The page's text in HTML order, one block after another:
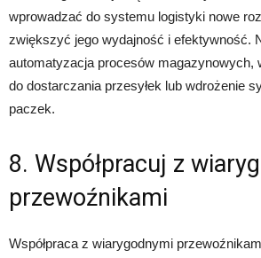
wprowadzać do systemu logistyki nowe
zwiększyć jego wydajność i efektywność.
automatyzacja procesów magazynowych,
do dostarczania przesyłek lub wdrożenie
paczek.
8. Współpracuj z
przewoźnikami
Współpraca z wiarygodnymi